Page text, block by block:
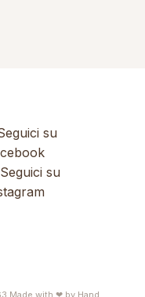
su
Seguici su
Made with ❤ by Hand